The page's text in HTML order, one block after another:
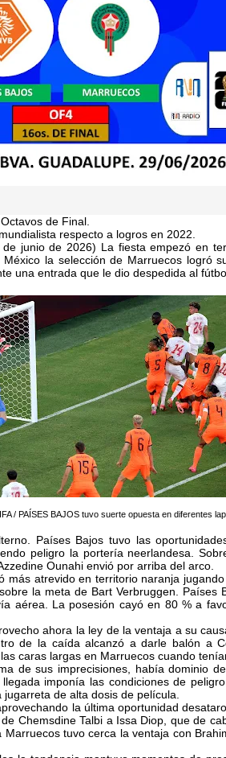
Octavos de Final.
respecto a logros en 2022.
junio de 2026) La fiesta empezó en
la selección de Marruecos logró
una entrada que le dio despedida al
/ PAÍSES BAJOS tuvo suerte opuesta en diferentes
Países Bajos tuvo las
peligro la portería neerlandesa.
Ounahi envió por arriba del arco.
más atrevido en territorio naranja
la meta de Bart Verbruggen. Países
aérea. La posesión cayó en 80 % a
ahora la ley de la ventaja a su
de la caída alcanzó a darle balón a
caras largas en Marruecos cuando
de sus imprecisiones, había dominio
imponía las condiciones de
de alta dosis de película.
la última oportunidad
Chemsdine Talbi a Issa Diop, que de
tuvo cerca la ventaja con